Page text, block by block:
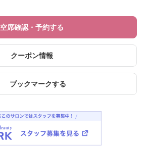
空席確認・予約する
クーポン情報
ブックマークする